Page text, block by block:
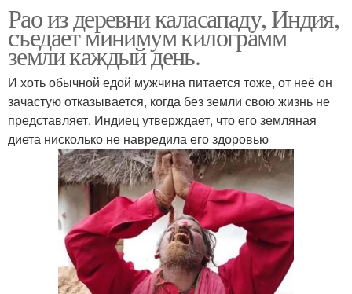
Рао из деревни каласападу, Индия,
съедает минимум килограмм
земли каждый день.
И хоть обычной едой мужчина питается тоже, от неё он
зачастую отказывается, когда без земли свою жизнь не
представляет. Индиец утверждает, что его земляная
диета нисколько не навредила его здоровью